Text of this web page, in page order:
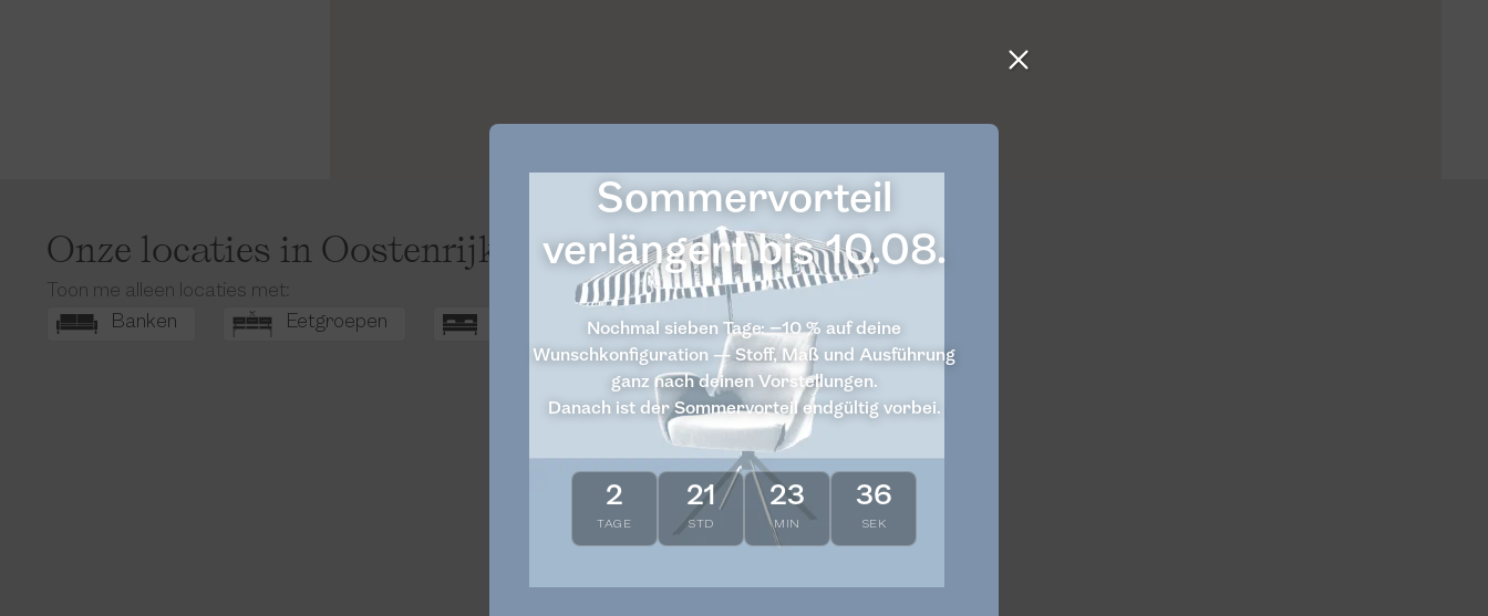
Onze locaties in Oostenrijk - Westen in detail.
Toon me alleen locaties met:
Banken
Eetgroepen Tabellen Stoffen
Sommervorteil
verlängert bis 10.08.
Nochmal sieben Tage: −10 % auf deine
Wunschkonfiguration — Stoff, Maß und Ausführung
ganz nach deinen Vorstellungen.
Danach ist der Sommervorteil endgültig vorbei.
2
TAGE
21
STD
23
MIN
36
SEK